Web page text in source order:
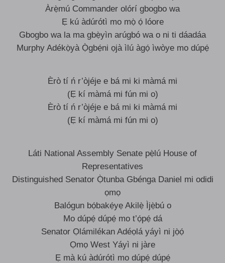
Àrẹ̀mú Commander olórí gbogbo wa
Ẹ kú àdúrótì mo mọ̀ ọ́ lóore
Gbogbo wa la ma gbẹ̀yìn arúgbó wa o ni ti dáadáa
Murphy Adékọ̀yà Ọ̀gbẹ́ni ọjà ìlú àgọ́ ìwòye mo dúpẹ́
Èrò tí ń r’òjéje e bá mi ki màmá mi
(Ẹ kí màmá mi fún mi o)
Èrò tí ń r’òjéje e bá mi ki màmá mi
(Ẹ kí màmá mi fún mi o)
Láti National Assembly Senate pẹ̀lú House of
Representatives
Distinguished Senator Ọ̀tunba Gbénga Daniel mi odidi
ọmọ
Balógun bọ́bakẹ́yẹ Akilẹ̀ Ìjẹ̀bú o
Mo dúpẹ́ dúpẹ́ mo t’ọ́pẹ́ dá
Senator Ọlámilékan Adéọlá yáyì ni jọ̀ọ́
Ọmọ West Yáyì ni jàre
Ẹ mà kú àdúrótì mo dúpẹ́ dúpẹ́